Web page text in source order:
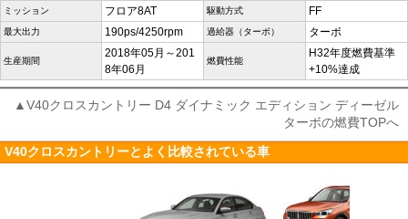
ミッション フロア8AT 駆動方式 FF
最大出力 190ps/4250rpm 過給器（ターボ） ターボ
生産期間
2018年05月～201
8年06月
燃費性能
H32年度燃費基準
+10%達成
▲V40クロスカントリー D4 ダイナミック エディション ディーゼル
ターボの燃費TOPへ
V40クロスカントリーとよく比較されている車